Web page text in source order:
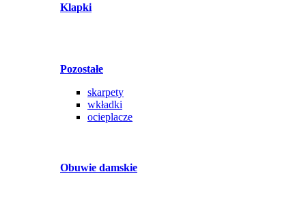
Klapki
Pozostałe
skarpety
wkładki
ocieplacze
Obuwie damskie